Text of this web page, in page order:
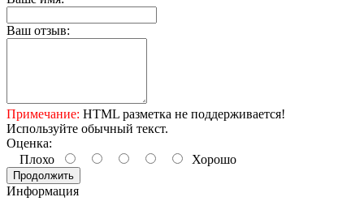
Ваш отзыв:
Примечание: HTML разметка не поддерживается!
Используйте обычный текст.
Оценка:
Плохо
Хорошо
Продолжить
Информация